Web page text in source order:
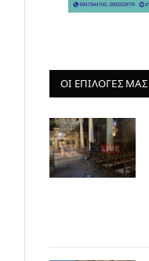
ΟΙ ΕΠΙΛΟΓΈΣ ΜΑΣ